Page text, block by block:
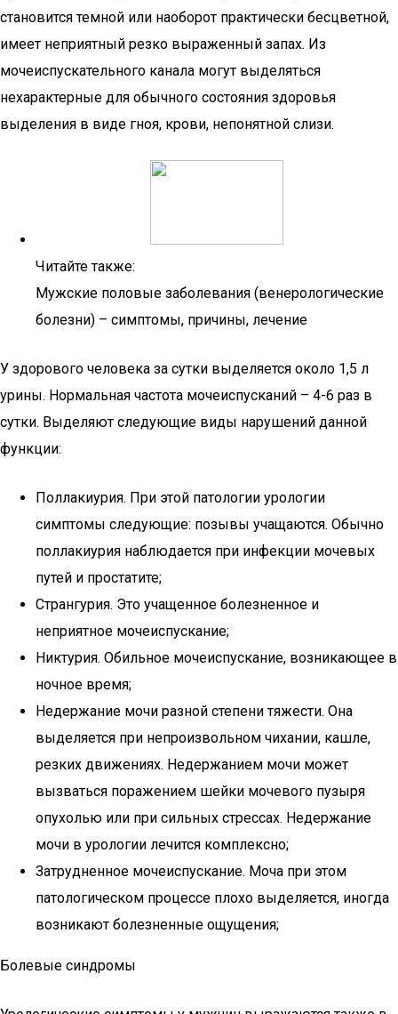
становится темной или наоборот практически бесцветной,
имеет неприятный резко выраженный запах. Из
мочеиспускательного канала могут выделяться
нехарактерные для обычного состояния здоровья
выделения в виде гноя, крови, непонятной слизи.
Читайте также:
Мужские половые заболевания (венерологические
болезни) – симптомы, причины, лечение
У здорового человека за сутки выделяется около 1,5 л
урины. Нормальная частота мочеиспусканий – 4-6 раз в
сутки. Выделяют следующие виды нарушений данной
функции:
Поллакиурия. При этой патологии урологии
симптомы следующие: позывы учащаются. Обычно
поллакиурия наблюдается при инфекции мочевых
путей и простатите;
Странгурия. Это учащенное болезненное и
неприятное мочеиспускание;
Никтурия. Обильное мочеиспускание, возникающее в
ночное время;
Недержание мочи разной степени тяжести. Она
выделяется при непроизвольном чихании, кашле,
резких движениях. Недержанием мочи может
вызваться поражением шейки мочевого пузыря
опухолью или при сильных стрессах. Недержание
мочи в урологии лечится комплексно;
Затрудненное мочеиспускание. Моча при этом
патологическом процессе плохо выделяется, иногда
возникают болезненные ощущения;
Болевые синдромы